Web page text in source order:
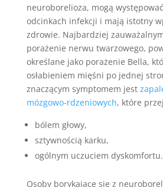
neuroborelioza, mogą
odcinkach infekcji i mają istotny
zdrowie. Najbardziej
porażenie nerwu twarzowego,
określane jako porażenie Bella,
osłabieniem mięśni po jednej
znaczącym symptomem jest
mózgowo-rdzeniowych, które
bólem głowy,
sztywnością karku,
ogólnym uczuciem dyskomfortu.
Osoby borykające się z